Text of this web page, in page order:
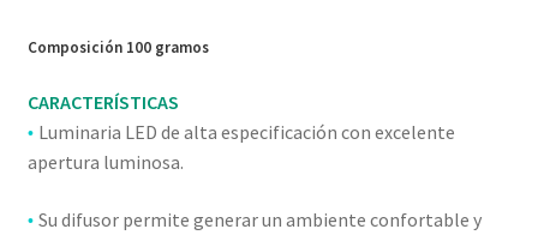
Tienda
Composición 100 gramos
CARACTERÍSTICAS
• Luminaria LED de alta especificación con excelente
apertura luminosa.
• Su difusor permite generar un ambiente confortable y